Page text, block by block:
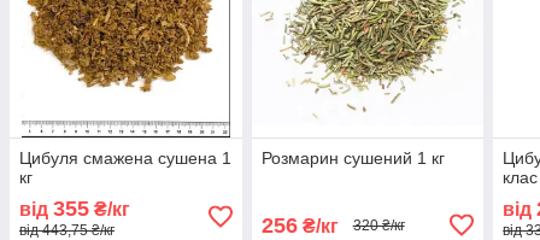
Цибуля смажена сушена 1
кг
від 355 ₴/кг
від 443,75 ₴/кг
Розмарин сушений 1 кг
256₴/кг 320 ₴/кг
від
від